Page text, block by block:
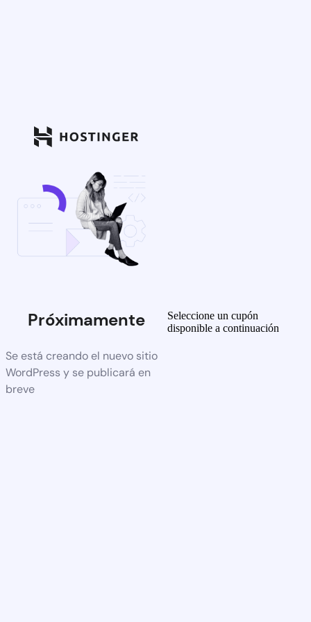
Próximamente
Se está creando el nuevo sitio
WordPress y se publicará en
breve
Seleccione un cupón
disponible a continuación